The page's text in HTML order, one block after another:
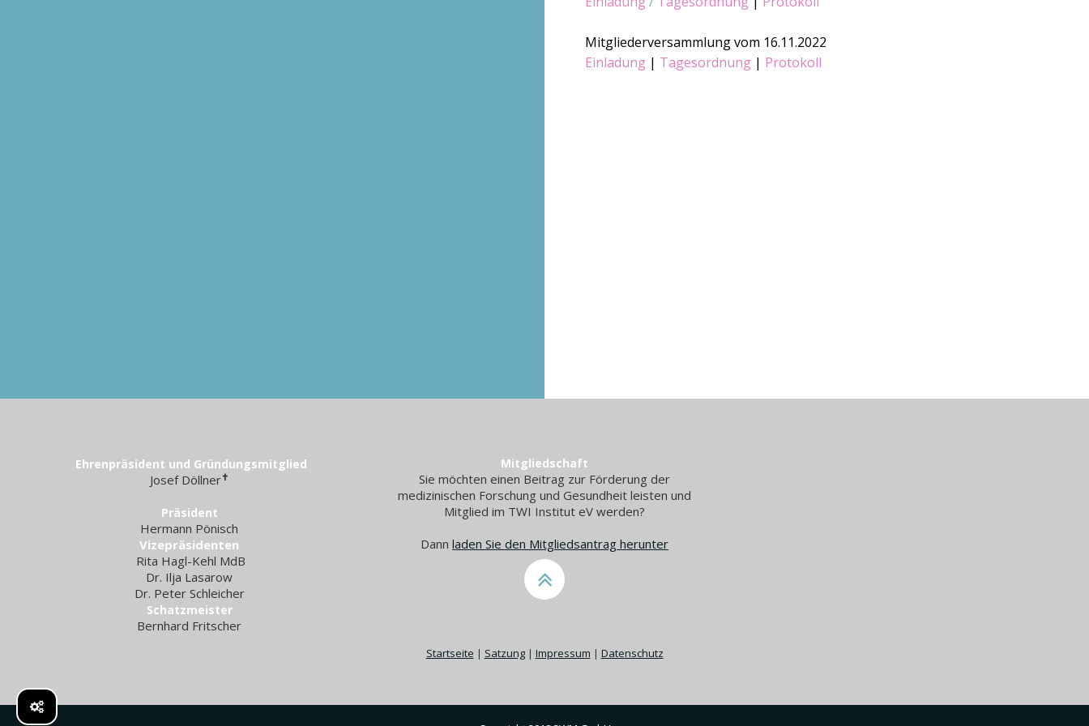
Mitgliederversammlung vom 16.11.2022
Einladung | Tagesordnung | Protokoll
Ehrenpräsident und Gründungsmitglied
Josef Döllner✝︎
Präsident
Hermann Pönisch
Vizepräsidenten
Rita Hagl-Kehl MdB
Dr. Ilja Lasarow
Dr. Peter Schleicher
Schatzmeister
Bernhard Fritscher
Mitgliedschaft
Sie möchten einen Beitrag zur Förderung der
medizinischen Forschung und Gesundheit leisten und
Mitglied im TWI Institut eV werden?
Dann laden Sie den Mitgliedsantrag herunter
Startseite | Satzung| Impressum | Datenschutz